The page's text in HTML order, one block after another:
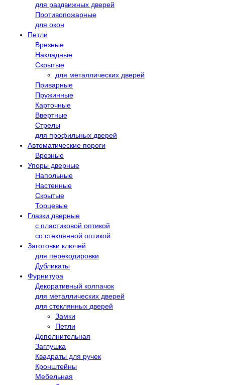
для раздвижных дверей
Противопожарные
для окон
Петли
Врезные
Накладные
Скрытые
для металлических дверей
Приварные
Пружинные
Карточные
Ввертные
Стрелы
для профильных дверей
Автоматические пороги
Врезные
Упоры дверные
Напольные
Настенные
Скрытые
Торцевые
Глазки дверные
с пластиковой оптикой
со стеклянной оптикой
Заготовки ключей
для перекодировки
Дубликаты
Фурнитура
Декоративный колпачок
для металлических дверей
для стеклянных дверей
Замки
Петли
Дополнительная
Заглушка
Квадраты для ручек
Кронштейны
Мебельная